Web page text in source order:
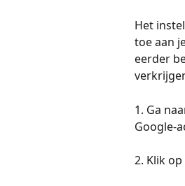
Het
toe aan
eerder
1. Ga
Google-
2. Klik